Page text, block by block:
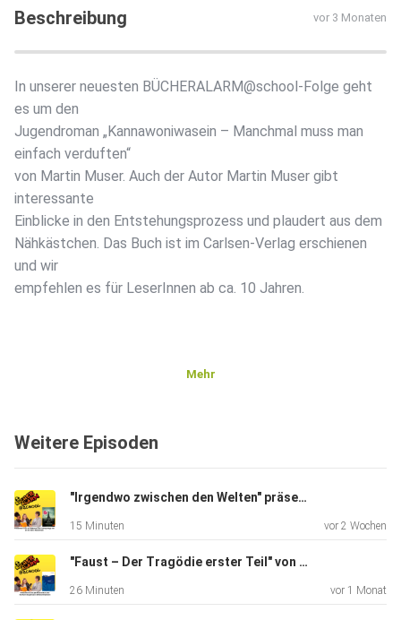
Beschreibung vor 3 Monaten
In unserer neuesten BÜCHERALARM@school-Folge geht
es um den
Jugendroman „Kannawoniwasein – Manchmal muss man
einfach verduften“
von Martin Muser. Auch der Autor Martin Muser gibt
interessante
Einblicke in den Entstehungsprozess und plaudert aus dem
Nähkästchen. Das Buch ist im Carlsen-Verlag erschienen
und wir
empfehlen es für LeserInnen ab ca. 10 Jahren.
Mehr
Weitere Episoden
"Irgendwo zwischen den Welten" präsentiert von den Mädchen der Luftsprünge-AG an der Jahn-Realschule
15 Minuten vor 2 Wochen
"Faust – Der Tragödie erster Teil" von Johann Wolfgang von Goethe
26 Minuten vor 1 Monat